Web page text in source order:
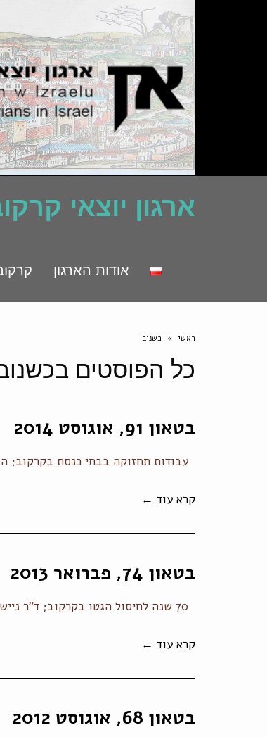
ארגון יוצאי
אודות הארגון קרקוב
ראשי » כשנוב
כל הפוסטים ב
בטאון 91, אוגוסט 2014
עבודות תחזוקה בבתי כנסת בקרקוב;
קרא עוד ←
בטאון 74, פברואר 2013
קרא עוד ←
בטאון 68, אוגוסט 2012